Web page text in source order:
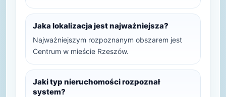
Jaka lokalizacja jest najważniejsza?
Najważniejszym rozpoznanym obszarem jest
Centrum w mieście Rzeszów.
Jaki typ nieruchomości rozpoznał
system?